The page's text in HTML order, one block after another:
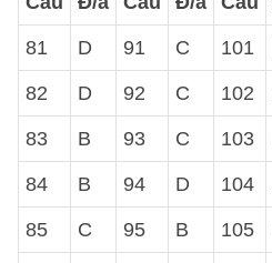
81 D 91 C 101
82 D 92 C 102
83 B 93 C 103
84 B 94 D 104
85 C 95 B 105